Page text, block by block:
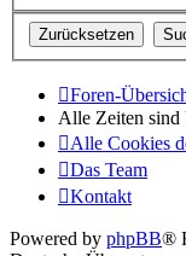
Foren-
Alle Zeiten sind
Alle Cookies
Das Team
Kontakt
Powered by phpBB®